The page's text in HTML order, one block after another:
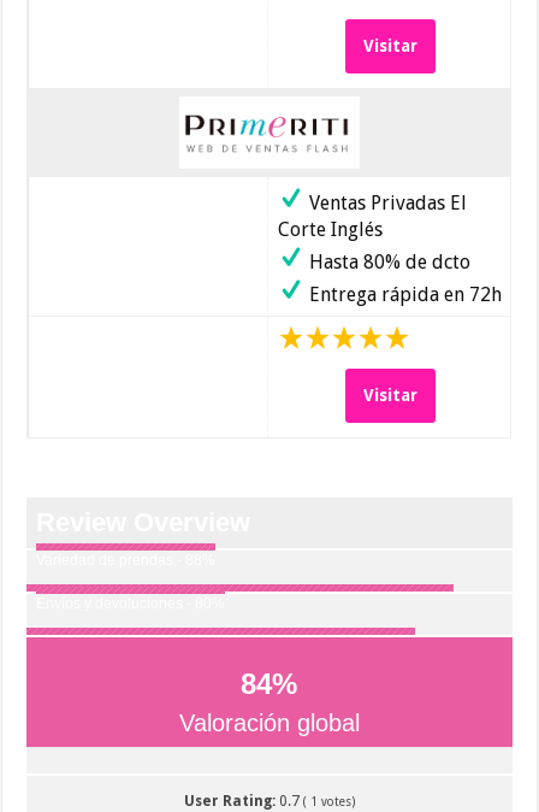
Visitar
Ventas Privadas El
Corte Inglés
Hasta 80% de dcto
Entrega rápida en 72h
Visitar
84%
Valoración global
User Rating: 0.7 ( 1 votes)